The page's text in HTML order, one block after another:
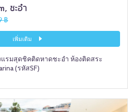
ชะอำ
฿
เพิ่มเติม
แรมสุดชิคติดหาดชะอำ ห้องติดสระ
(รหัสSF)